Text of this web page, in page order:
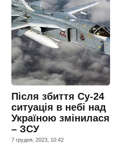
Після збиття Су-24
ситуація в небі над
Україною змінилася
– ЗСУ
7 грудня, 2023, 10:42